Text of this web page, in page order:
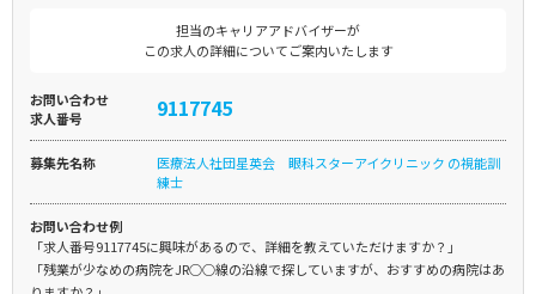
担当のキャリアアドバイザーが
この求人の詳細についてご案内いたします
お問い合わせ
求人番号
9117745
募集先名称
医療法人社団星英会 眼科スターアイクリニック の視能訓
練士
お問い合わせ例
「求人番号9117745に興味があるので、詳細を教えていただけますか？」
「残業が少なめの病院をJR○○線の沿線で探していますが、おすすめの病院はあ